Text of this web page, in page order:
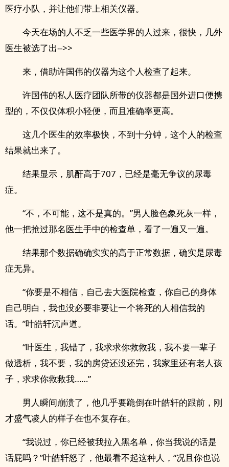
医疗小队，并让他们带上相关仪器。
今天在场的人不乏一些医学界的人过来，很快，几外
医生被选了出-->>
来，借助许国伟的仪器为这个人检查了起来。
许国伟的私人医疗团队所带的仪器都是国外进口便携
型的，不仅仅体积小轻便，而且准确率更高。
这几个医生的效率极快，不到十分钟，这个人的检查
结果就出来了。
结果显示，肌酐高于707，已经是毫无争议的尿毒
症。
“不，不可能，这不是真的。”男人脸色象死灰一样，
他一把抢过那名医生手中的检查单，看了一遍又一遍。
结果那个数据确确实实的高于正常数据，确实是尿毒
症无异。
“你要是不相信，自己去大医院检查，你自己的身体
自己明白，我也没必要非要让一个将死的人相信我的
话。”叶皓轩沉声道。
“叶医生，我错了，我求求你救救我，我不要一辈子
做透析，我不要，我的房贷还没还完，我家里还有老人孩
子，求求你救救我……”
男人瞬间崩溃了，他几乎要跪倒在叶皓轩的跟前，刚
才盛气凌人的样子在也不复存在。
“我说过，你已经被我拉入黑名单，你当我说的话是
话屁吗？”叶皓轩怒了，他最看不起这种人，“况且你也说